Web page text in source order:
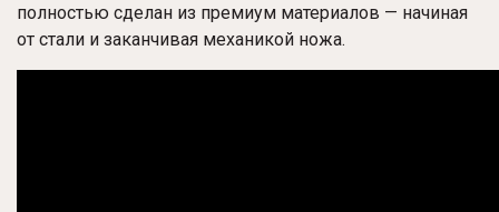
полностью сделан из премиум материалов — начиная
от стали и заканчивая механикой ножа.